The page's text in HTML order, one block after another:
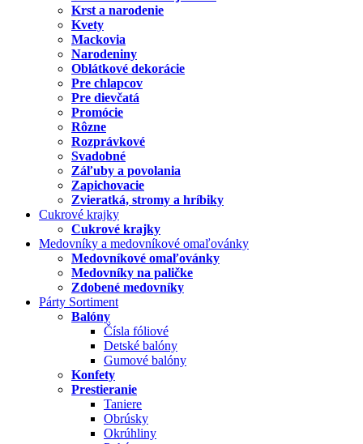
Krst a narodenie
Kvety
Mackovia
Narodeniny
Oblátkové dekorácie
Pre chlapcov
Pre dievčatá
Promócie
Rôzne
Rozprávkové
Svadobné
Záľuby a povolania
Zapichovacie
Zvieratká, stromy a hríbiky
Cukrové krajky
Cukrové krajky
Medovníky a medovníkové omaľovánky
Medovníkové omaľovánky
Medovníky na paličke
Zdobené medovníky
Párty Sortiment
Balóny
Čísla fóliové
Detské balóny
Gumové balóny
Konfety
Prestieranie
Taniere
Obrúsky
Okrúhliny